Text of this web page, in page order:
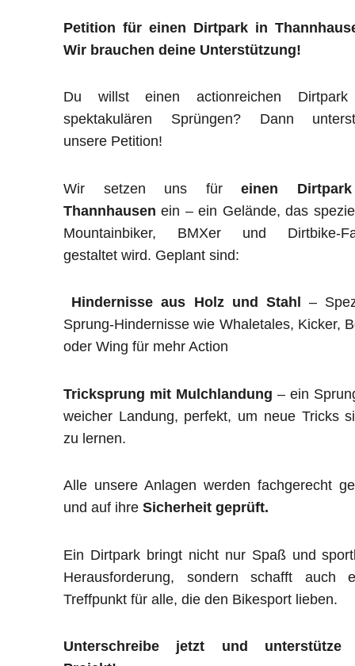
Petition für einen Dirtpark in
Wir brauchen deine Unterstützung!
Du willst einen actionreichen
spektakulären Sprüngen? Dann
unsere Petition!
Wir setzen uns füreinen
Thannhausen ein – ein Gelände, das
Mountainbiker, BMXer und Dirtbike-
gestaltet wird. Geplant sind:
Hindernisse aus Holz und Stahl
–
Sprung-Hindernisse wie Whaletales, Kicker,
oder Wing für mehr Action
Tricksprung mit Mulchlandung – ein
weicher Landung, perfekt, um neue Tricks
zu lernen.
Alle unsere Anlagen werden fachgerecht
und auf ihre Sicherheit geprüft.
Ein Dirtpark bringt nicht nur Spaß und
Herausforderung, sondern schafft auch
Treffpunkt für alle, die den Bikesport lieben.
Unterschreibe jetzt und unterstütze